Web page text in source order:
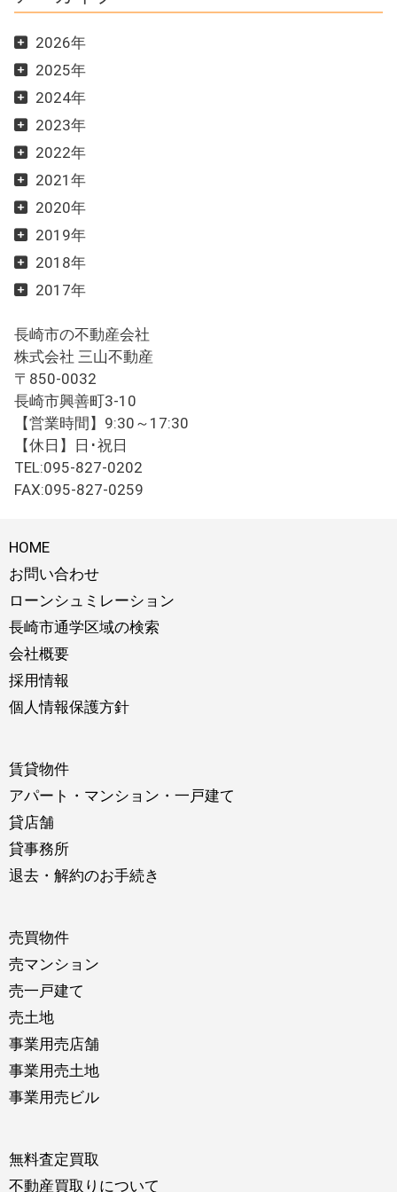
2026年
2025年
2024年
2023年
2022年
2021年
2020年
2019年
2018年
2017年
長崎市の不動産会社
株式会社 三山不動産
〒850-0032
長崎市興善町3-10
【営業時間】9:30～17:30
【休日】日･祝日
TEL:095-827-0202
FAX:095-827-0259
HOME
お問い合わせ
ローンシュミレーション
長崎市通学区域の検索
会社概要
採用情報
個人情報保護方針
賃貸物件
アパート・マンション・一戸建て
貸店舗
貸事務所
退去・解約のお手続き
売買物件
売マンション
売一戸建て
売土地
事業用売店舗
事業用売土地
事業用売ビル
無料査定買取
不動産買取りについて